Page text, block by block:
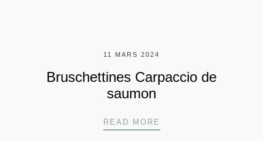
11 MARS 2024
Bruschettines Carpaccio de
saumon
READ MORE